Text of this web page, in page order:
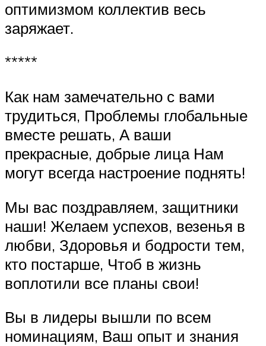
оптимизмом коллектив весь
заряжает.
*****
Как нам замечательно с вами
трудиться, Проблемы глобальные
вместе решать, А ваши
прекрасные, добрые лица Нам
могут всегда настроение поднять!
Мы вас поздравляем, защитники
наши! Желаем успехов, везенья в
любви, Здоровья и бодрости тем,
кто постарше, Чтоб в жизнь
воплотили все планы свои!
Вы в лидеры вышли по всем
номинациям, Ваш опыт и знания